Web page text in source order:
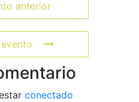
anterior
conectado